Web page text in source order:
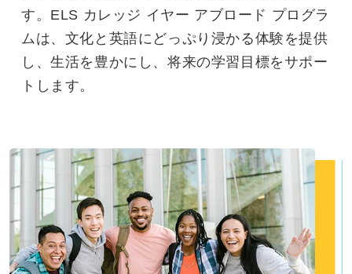
す。ELS カレッジ イヤー アブロード プログラ
ムは、文化と英語にどっぷり浸かる体験を提供
し、生活を豊かにし、将来の学習目標をサポー
トします。